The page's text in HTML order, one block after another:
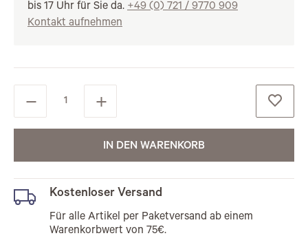
bis 17 Uhr für Sie da. +49 (0) 721 / 9770 909
Kontakt aufnehmen
IN DEN WARENKORB
Kostenloser Versand
Für alle Artikel per Paketversand ab einem
Warenkorbwert von 75€.